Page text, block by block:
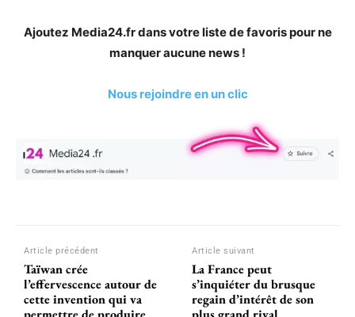
Ajoutez Media24.fr dans votre liste de favoris pour ne
manquer aucune news !
Nous rejoindre en un clic
Article précédent
Taïwan crée
l’effervescence autour de
cette invention qui va
Article suivant
La France peut
s’inquiéter du brusque
regain d’intérêt de son